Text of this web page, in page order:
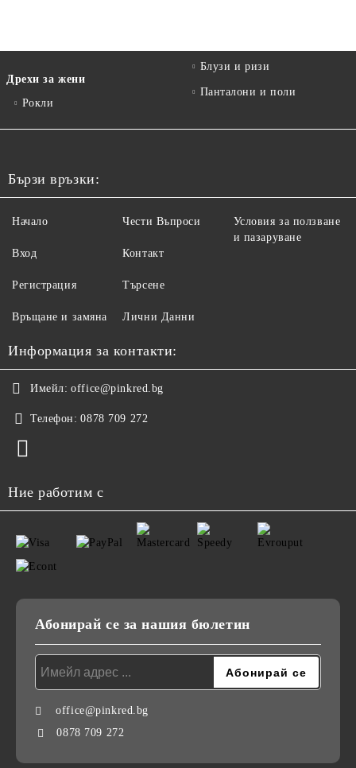
Дрехи за жени
Рокли
Блузи и ризи
Панталони и поли
Бързи връзки:
Начало
Вход
Регистрация
Връщане и замяна
Чести Въпроси
Контакт
Търсене
Лични Данни
Условия за ползване
и пазаруване
Информация за контакти:
Имейл: office@pinkred.bg
Телефон: 0878 709 272
Ние работим с
Абонирай се за нашия бюлетин
office@pinkred.bg
0878 709 272